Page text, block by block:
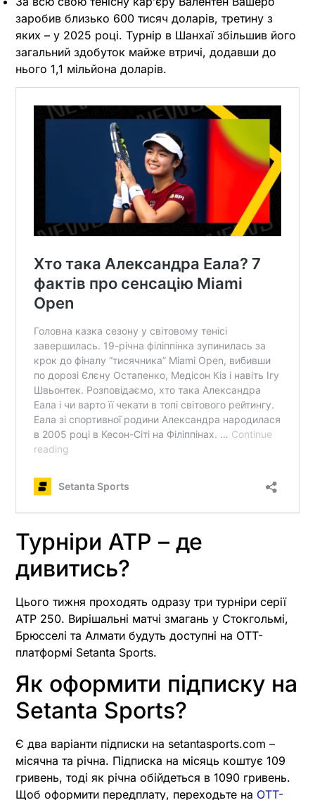
заробив близько 600 тисяч доларів, третину з
яких – у 2025 році. Турнір в Шанхаї збільшив його
загальний здобуток майже втричі, додавши до
нього 1,1 мільйона доларів.
Турніри ATP – де
дивитись?
Цього тижня проходять одразу три турніри серії
ATP 250. Вирішальні матчі змагань у Стокгольмі,
Брюсселі та Алмати будуть доступні на OTT-
платформі Setanta Sports.
Як оформити підписку на
Setanta Sports?
Є два варіанти підписки на setantasports.com –
місячна та річна. Підписка на місяць коштує 109
гривень, тоді як річна обійдеться в 1090 гривень.
Щоб оформити передплату, переходьте на OTT-